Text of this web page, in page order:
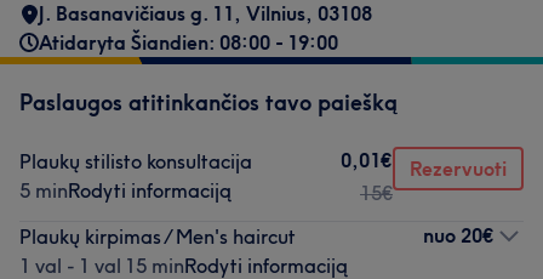
J. Basanavičiaus g. 11, Vilnius, 03108
Atidaryta Šiandien: 08:00 - 19:00
Paslaugos atitinkančios tavo paiešką
Plaukų stilisto konsultacija
5 minRodyti informaciją
0,01€
15€
Rezervuoti
Plaukų kirpimas / Men's haircut
1 val - 1 val 15 minRodyti informaciją
nuo 20€